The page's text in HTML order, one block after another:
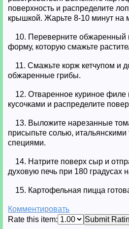
поверхность и распределите
крышкой. Жарьте 8-10 минут на
10. Переверните обжаренный
форму, которую смажьте
11. Смажьте корж кетчупом и
обжаренные грибы.
12. Отваренное куриное
кусочками и распределите
13. Выложите нарезанные
присыпьте солью,
специями.
14. Натрите поверх сыр и
духовую печь при 180 градусах
15. Картофельная пицца
Комментировать
Rate this item:
Submit